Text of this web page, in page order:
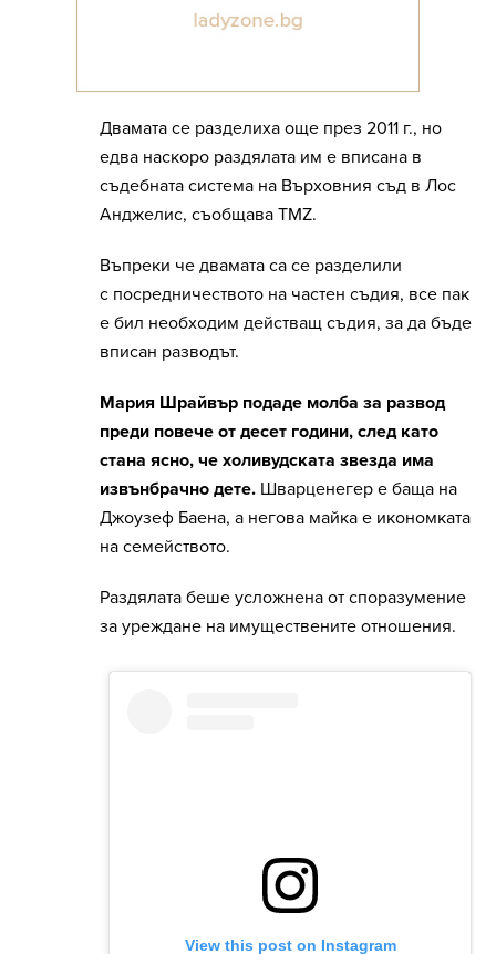
Двамата се разделиха още през 2011 г., но
едва наскоро раздялата им е вписана в
съдебната система на Върховния съд в Лос
Анджелис, съобщава TMZ.
Въпреки че двамата са се разделили
с посредничеството на частен съдия, все пак
е бил необходим действащ съдия, за да бъде
вписан разводът.
Мария Шрайвър подаде молба за развод
преди повече от десет години, след като
стана ясно, че холивудската звезда има
извънбрачно дете. Шварценегер е баща на
Джоузеф Баена, а негова майка е икономката
на семейството.
Раздялата беше усложнена от споразумение
за уреждане на имуществените отношения.